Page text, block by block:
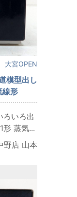
大宮OPEN
模型出し
形
ろいろ出
蒸気...
野店 山本